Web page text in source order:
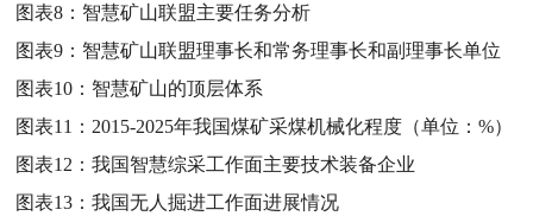
图表8： 智慧矿山联盟主要任务分析
图表9： 智慧矿山联盟理事长和常务理事长和副理事长单位
图表10： 智慧矿山的顶层体系
图表11： 2015-2025年我国煤矿采煤机械化程度（单位：%）
图表12：我国智慧综采工作面主要技术装备企业
图表13：我国无人掘进工作面进展情况